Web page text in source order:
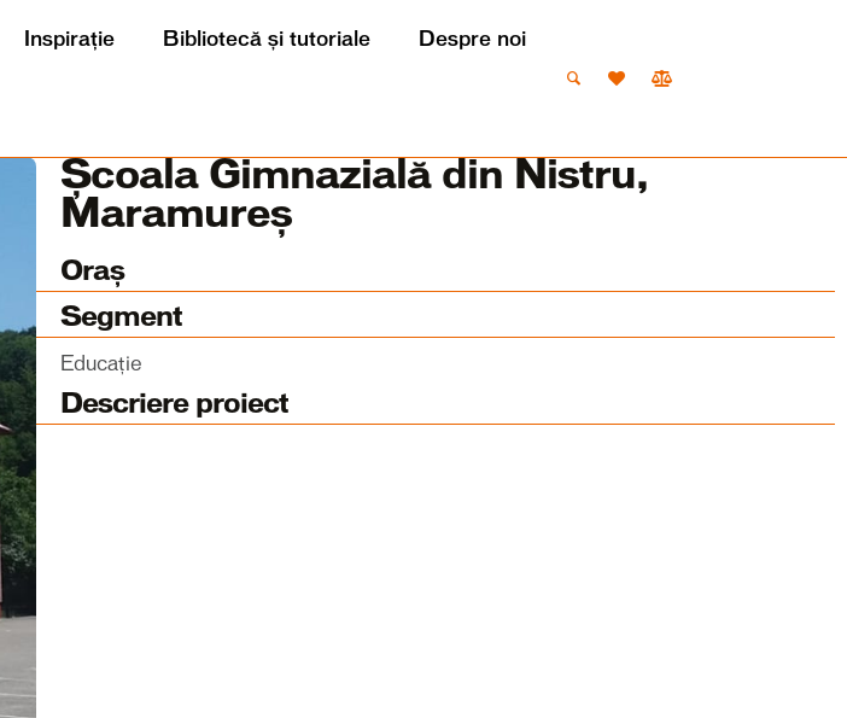
Inspirație Bibliotecă și tutoriale Despre noi
Școala Gimnazială din Nistru,
Maramureș
Oraș
Segment
Educație
Descriere proiect